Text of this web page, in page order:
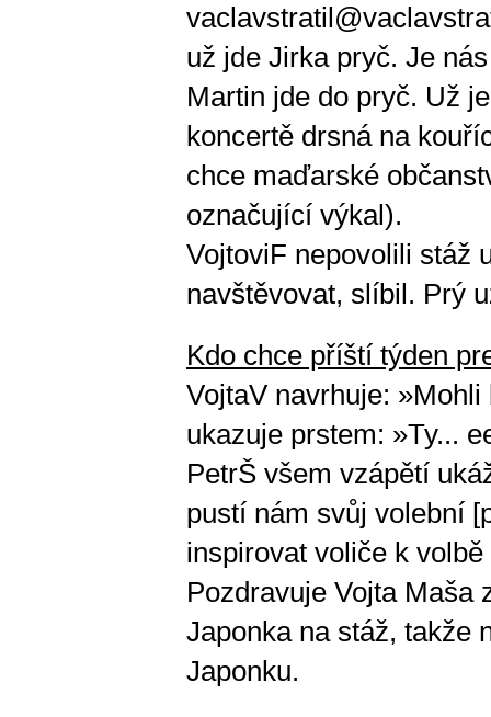
už jde Jirka pryč. Je
Martin jde do pryč. Už
koncertě drsná na
chce maďarské
označující výkal).
VojtoviF nepovolili stáž
navštěvovat, slíbil. Prý
Kdo chce příští týden
VojtaV navrhuje:
ukazuje prstem: »Ty...
PetrŠ všem vzápětí
pustí nám svůj volební
inspirovat voliče k
Pozdravuje Vojta Maša
Japonka na stáž, takže
Japonku.